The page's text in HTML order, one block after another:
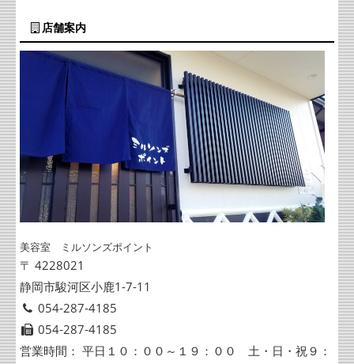
店舗案内
美容室 ミルソンズポイント
〒 4228021
静岡市駿河区小鹿1-7-11
054-287-4185
054-287-4185
営業時間： 平日１０：００～１９：００ 土・日・祝９：